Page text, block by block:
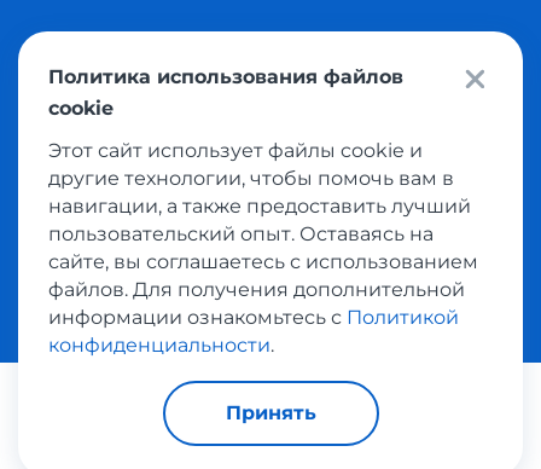
© 2026 Meest Shoppingдоставка покупок с интернет
магазинов мира в Украину.
Политика конфиденциальности
Публичная оферта
Условия пользования сервисом выкупа товаров
Платежные системы:
Политика использования файлов
cookie
Этот сайт использует файлы cookie и
другие технологии, чтобы помочь вам в
навигации, а также предоставить лучший
пользовательский опыт. Оставаясь на
сайте, вы соглашаетесь с использованием
файлов. Для получения дополнительной
информации ознакомьтесь с Политикой
конфиденциальности.
Принять